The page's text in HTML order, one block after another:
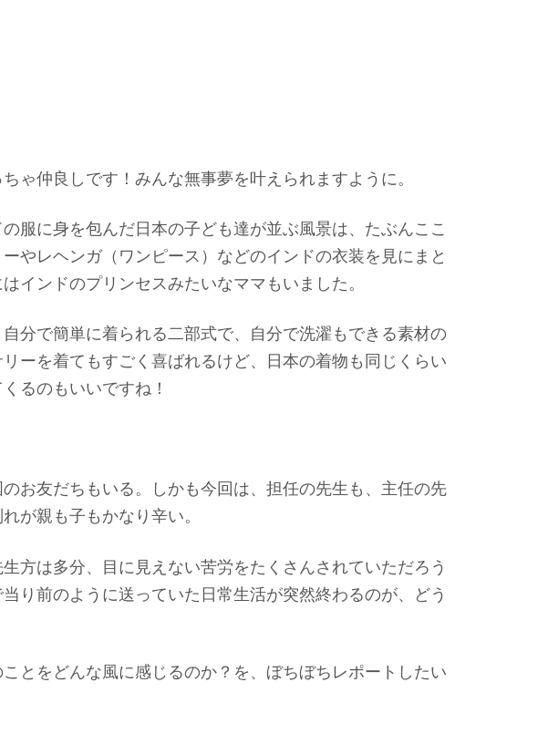
ゃ仲良しです！みんな無事夢を叶えられますように。
服に身を包んだ日本の子ども達が並ぶ風景は、たぶんここ
やレヘンガ（ワンピース）などのインドの衣装を見にまと
インドのプリンセスみたいなママもいました。
分で簡単に着られる二部式で、自分で洗濯もできる素材の
ーを着てもすごく喜ばれるけど、日本の着物も同じくらい
るのもいいですね！
お友だちもいる。しかも今回は、担任の先生も、主任の先
が親も子もかなり辛い。
方は多分、目に見えない苦労をたくさんされていただろう
り前のように送っていた日常生活が突然終わるのが、どう
とをどんな風に感じるのか？を、ぼちぼちレポートしたい